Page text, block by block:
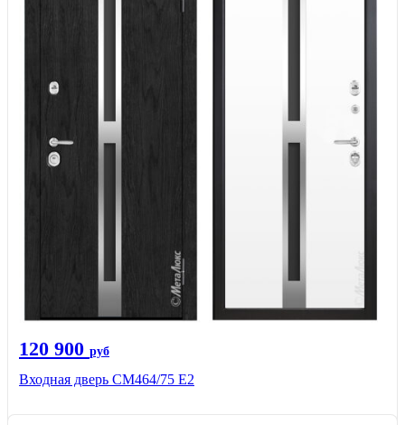
120 900 руб
Входная дверь СМ464/75 Е2